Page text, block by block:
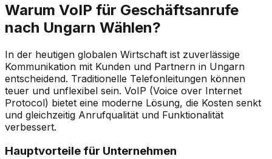
Warum VoIP für Geschäftsanrufe
nach Ungarn Wählen?
In der heutigen globalen Wirtschaft ist zuverlässige
Kommunikation mit Kunden und Partnern in Ungarn
entscheidend. Traditionelle Telefonleitungen können
teuer und unflexibel sein. VoIP (Voice over Internet
Protocol) bietet eine moderne Lösung, die Kosten senkt
und gleichzeitig Anrufqualität und Funktionalität
verbessert.
Hauptvorteile für Unternehmen